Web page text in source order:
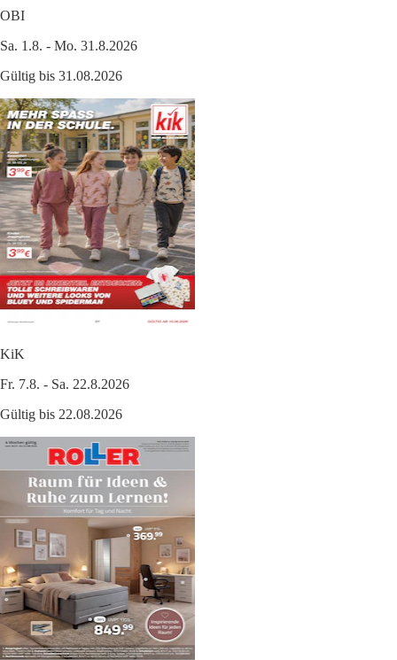
OBI
Sa. 1.8. - Mo. 31.8.2026
Gültig bis 31.08.2026
KiK
Fr. 7.8. - Sa. 22.8.2026
Gültig bis 22.08.2026